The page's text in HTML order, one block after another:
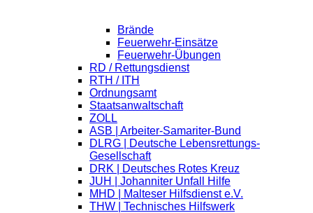
Brände
Feuerwehr-Einsätze
Feuerwehr-Übungen
RD / Rettungsdienst
RTH / ITH
Ordnungsamt
Staatsanwaltschaft
ZOLL
ASB | Arbeiter-Samariter-Bund
DLRG | Deutsche Lebensrettungs-
Gesellschaft
DRK | Deutsches Rotes Kreuz
JUH | Johanniter Unfall Hilfe
MHD | Malteser Hilfsdienst e.V.
THW | Technisches Hilfswerk